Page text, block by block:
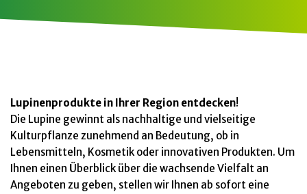
Lupinenprodukte in Ihrer Region entdecken!
Die Lupine gewinnt als nachhaltige und vielseitige
Kulturpflanze zunehmend an Bedeutung, ob in
Lebensmitteln, Kosmetik oder innovativen Produkten. Um
Ihnen einen Überblick über die wachsende Vielfalt an
Angeboten zu geben, stellen wir Ihnen ab sofort eine